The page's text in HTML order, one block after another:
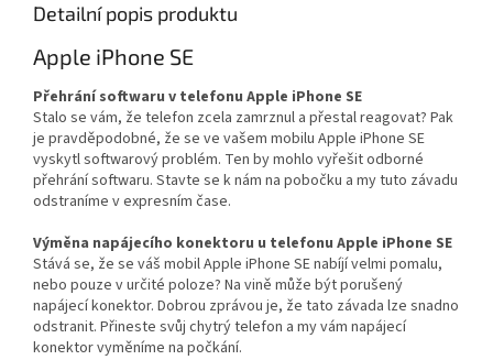
Detailní popis produktu
Apple iPhone SE
Přehrání softwaru v telefonu Apple iPhone SE
Stalo se vám, že telefon zcela zamrznul a přestal reagovat? Pak
je pravděpodobné, že se ve vašem mobilu Apple iPhone SE
vyskytl softwarový problém. Ten by mohlo vyřešit odborné
přehrání softwaru. Stavte se k nám na pobočku a my tuto závadu
odstraníme v expresním čase.
Výměna napájecího konektoru u telefonu Apple iPhone SE
Stává se, že se váš mobil Apple iPhone SE nabíjí velmi pomalu,
nebo pouze v určité poloze? Na vině může být porušený
napájecí konektor. Dobrou zprávou je, že tato závada lze snadno
odstranit. Přineste svůj chytrý telefon a my vám napájecí
konektor vyměníme na počkání.